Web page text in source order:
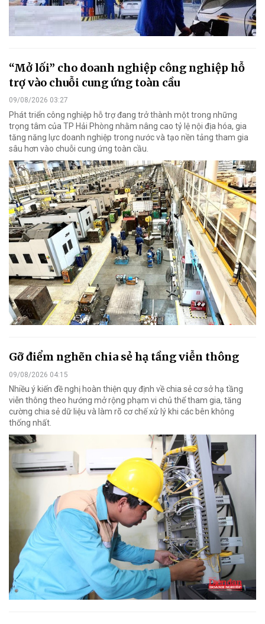
“Mở lối” cho doanh nghiệp công nghiệp hỗ
trợ vào chuỗi cung ứng toàn cầu
09/08/2026 03:27
Phát triển công nghiệp hỗ trợ đang trở thành một trong những
trọng tâm của TP Hải Phòng nhằm nâng cao tỷ lệ nội địa hóa, gia
tăng năng lực doanh nghiệp trong nước và tạo nền tảng tham gia
sâu hơn vào chuỗi cung ứng toàn cầu.
Gỡ điểm nghẽn chia sẻ hạ tầng viễn thông
09/08/2026 04:15
Nhiều ý kiến đề nghị hoàn thiện quy định về chia sẻ cơ sở hạ tầng
viễn thông theo hướng mở rộng phạm vi chủ thể tham gia, tăng
cường chia sẻ dữ liệu và làm rõ cơ chế xử lý khi các bên không
thống nhất.